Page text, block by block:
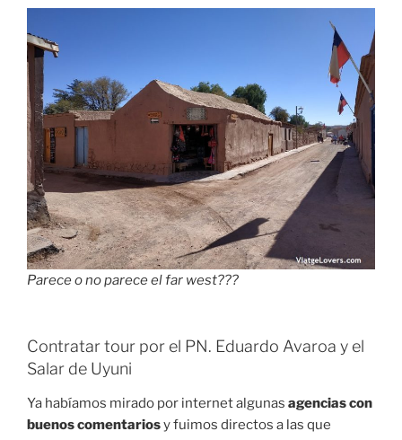
Parece o no parece el far west???
Contratar tour por el PN. Eduardo Avaroa y el
Salar de Uyuni
Ya habíamos mirado por internet algunas agencias con
buenos comentariosy fuimos directos a las que